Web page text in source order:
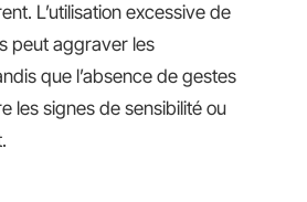
L’utilisation excessive de
peut aggraver les
que l’absence de gestes
les signes de sensibilité ou